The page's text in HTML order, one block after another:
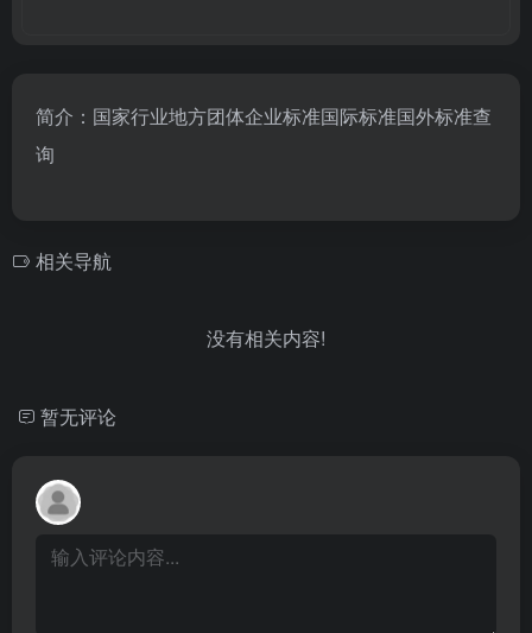
简介：国家行业地方团体企业标准国际标准国外标准查
询
相关导航
没有相关内容!
暂无评论